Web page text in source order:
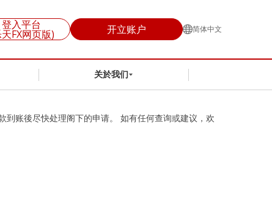
登入平台
FX网页版) 开立账户 简体中文
关於我们
账後尽快处理阁下的申请。 如有任何查询或建议，欢